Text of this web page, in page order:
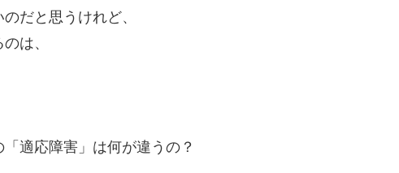
だと思うけれど、
は、
適応障害」は何が違うの？